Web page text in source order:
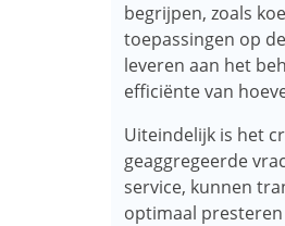
begrijpen, zoals
toepassingen op
leveren aan het
efficiënte van
Uiteindelijk is het
geaggregeerde
service, kunnen
optimaal